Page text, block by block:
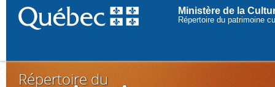
Ministère de la
Répertoire du patrimoine
Répertoire du